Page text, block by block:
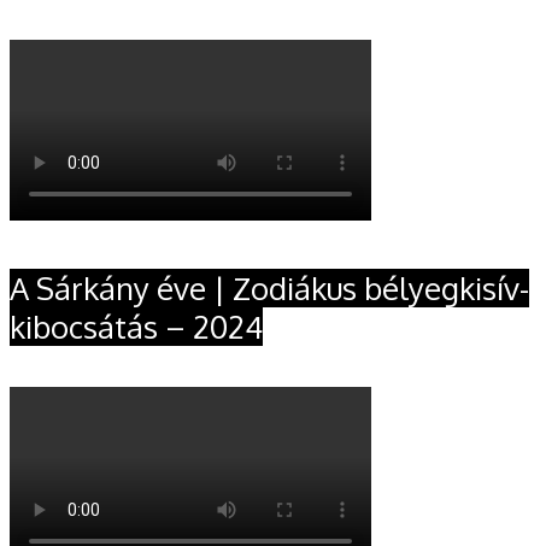
A Sárkány éve | Zodiákus bélyegkisív-
kibocsátás – 2024